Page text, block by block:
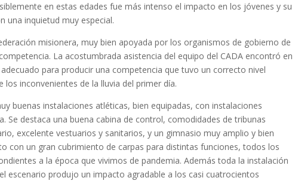
en estas edades fue más intenso el impacto en los jóvenes y su
una inquietud muy especial.
misionera, muy bien apoyada por los organismos de gobierno de
La acostumbrada asistencia del equipo del CADA encontró en
para producir una competencia que tuvo un correcto nivel
inconvenientes de la lluvia del primer día.
buenas instalaciones atléticas, bien equipadas, con instalaciones
Se destaca una buena cabina de control, comodidades de tribunas
excelente vestuarios y sanitarios, y un gimnasio muy amplio y bien
con un gran cubrimiento de carpas para distintas funciones, todos los
a la época que vivimos de pandemia. Además toda la instalación
escenario produjo un impacto agradable a los casi cuatrocientos